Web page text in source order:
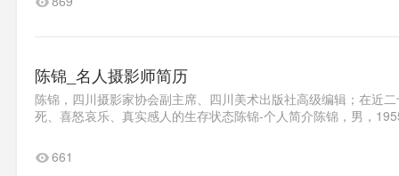
陈锦_名人摄影师简历
陈锦，四川摄影家协会副主席、四川美术出版社高级编辑；在近
死、喜怒哀乐、真实感人的生存状态陈锦-个人简介陈锦，男，
661